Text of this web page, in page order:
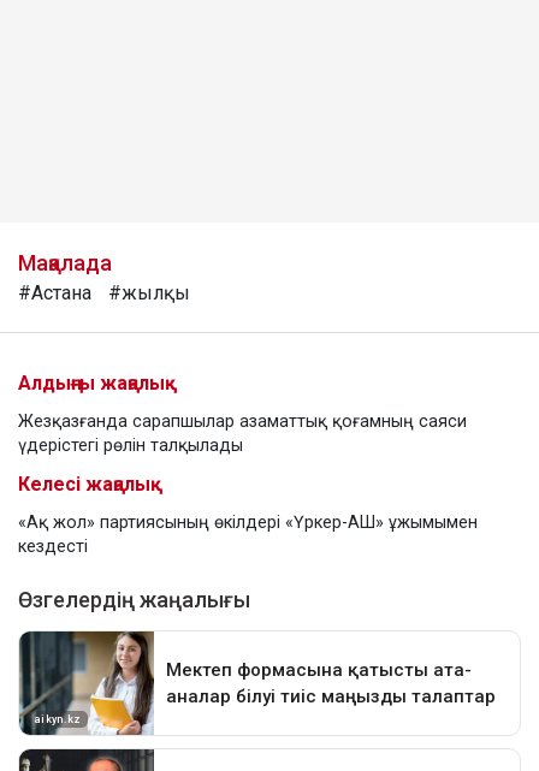
Мақалада
#Астана #жылқы
Алдыңғы жаңалық
Жезқазғанда сарапшылар азаматтық қоғамның саяси
үдерістегі рөлін талқылады
Келесі жаңалық
«Ақ жол» партиясының өкілдері «Үркер-АШ» ұжымымен
кездесті